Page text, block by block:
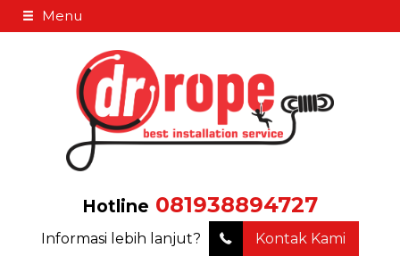
Menu
Hotline 081938894727
Informasi lebih lanjut? Kontak Kami